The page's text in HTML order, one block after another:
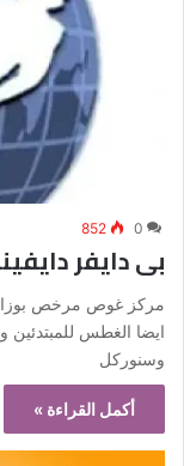
0
852
بى دايفر
مركز غوص مرخص بوزارة
ايضا الغطس للمبتدئين
وسنوركل
أكمل القراءة »